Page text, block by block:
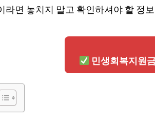
라면 놓치지 말고 확인하셔야 할 정
민생회복지원